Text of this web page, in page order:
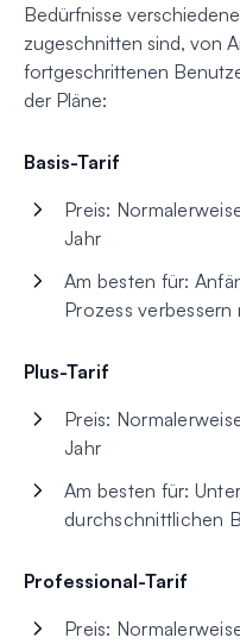
Bedürfnisse
zugeschnitten sind, von
fortgeschrittenen
der Pläne:
Basis-Tarif
Preis:
Jahr
Am besten für:
Prozess
Plus-Tarif
Preis:
Jahr
Am besten für:
durchschnittlichen
Professional-Tarif
Preis: